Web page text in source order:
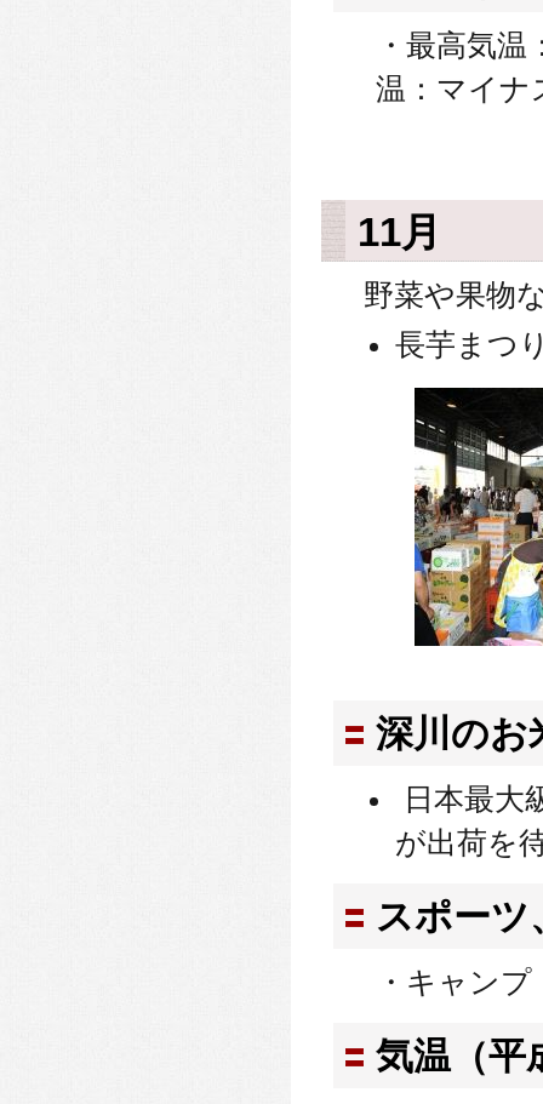
・最高気
温：マイ
11月
野菜や果物
長芋まつ
深川のお
日本最大
が出荷を
スポーツ
・キャン
気温（平